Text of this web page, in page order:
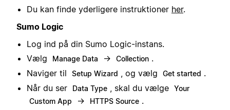
Du kan finde yderligere instruktioner her.
Sumo Logic
Log ind på din Sumo Logic-instans.
Vælg
Manage Data → Collection .
Naviger til
Setup Wizard , og vælg Get started .
Når du ser
Data Type , skal du vælge Your
Custom App
→ HTTPS Source .